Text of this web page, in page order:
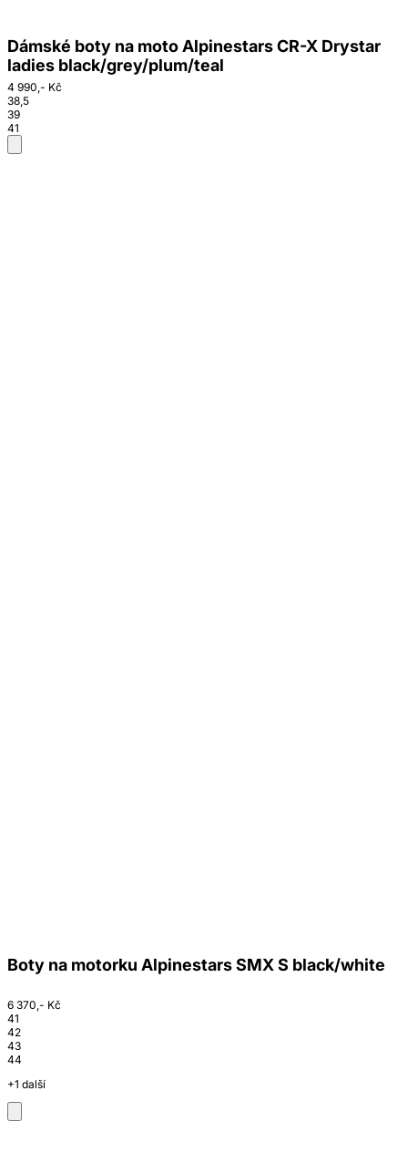
Dámské boty na moto Alpinestars CR-X Drystar
ladies black/grey/plum/teal
4 990,- Kč
38,5
39
41
Boty na motorku Alpinestars SMX S black/white
6 370,- Kč
41
42
43
44
+1 další